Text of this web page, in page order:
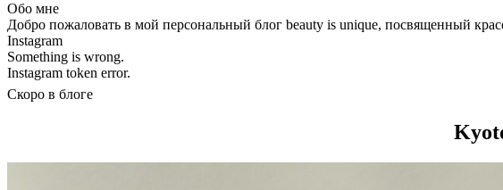
Обо мне
Добро пожаловать в мой персональный блог beauty is unique, посвященный
Instagram
Something is wrong.
Instagram token error.
Скоро в блоге